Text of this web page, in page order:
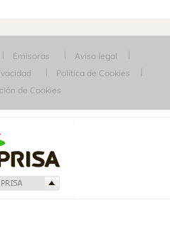
Emisoras
Aviso legal
Política de Cookies
de Cookies